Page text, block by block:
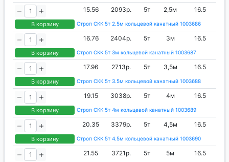
В корзину
15.56 2093р. 5т 2,5м 16.5
Строп СКК 5т 2.5м кольцевой канатный 1003686
В корзину
16.76 2404р. 5т 3м 16.5
Строп СКК 5т 3м кольцевой канатный 1003687
В корзину
17.96 2713р. 5т 3,5м 16.5
Строп СКК 5т 3.5м кольцевой канатный 1003688
В корзину
19.15 3038р. 5т 4м 16.5
Строп СКК 5т 4м кольцевой канатный 1003689
В корзину
20.35 3379р. 5т 4,5м 16.5
Строп СКК 5т 4.5м кольцевой канатный 1003690
21.55 3721р. 5т 5м 16.5